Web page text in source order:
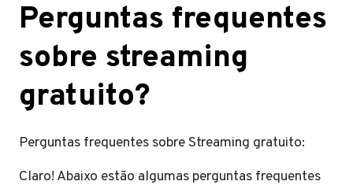
Perguntas frequentes
sobre streaming
gratuito?
Perguntas frequentes sobre Streaming gratuito:
Claro! Abaixo estão algumas perguntas frequentes